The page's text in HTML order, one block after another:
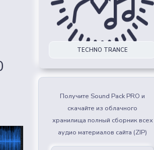
TECHNO TRANCE
Получите Sound Pack PRO и
скачайте из облачного
хранилища полный сборник всех
аудио материалов сайта (ZIP)